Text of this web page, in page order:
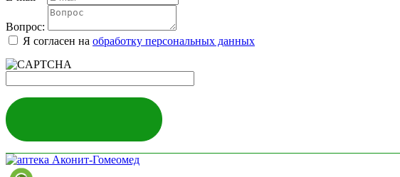
Вопрос:
Я согласен на обработку персональных данных